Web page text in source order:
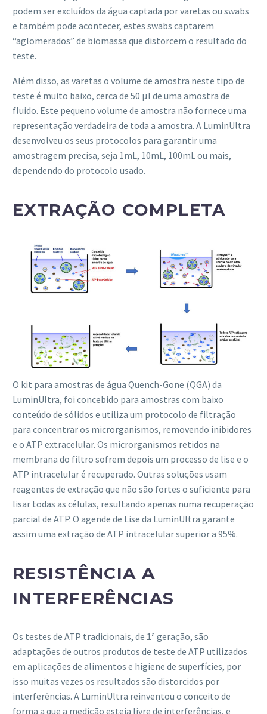
podem ser excluídos da água captada por varetas ou swabs
e também pode acontecer, estes swabs captarem
“aglomerados” de biomassa que distorcem o resultado do
teste.
Além disso, as varetas o volume de amostra neste tipo de
teste é muito baixo, cerca de 50 µl de uma amostra de
fluido. Este pequeno volume de amostra não fornece uma
representação verdadeira de toda a amostra. A LuminUltra
desenvolveu os seus protocolos para garantir uma
amostragem precisa, seja 1mL, 10mL, 100mL ou mais,
dependendo do protocolo usado.
EXTRAÇÃO COMPLETA
O kit para amostras de água Quench-Gone (QGA) da
LuminUltra, foi concebido para amostras com baixo
conteúdo de sólidos e utiliza um protocolo de filtração
para concentrar os microrganismos, removendo inibidores
e o ATP extracelular. Os microrganismos retidos na
membrana do filtro sofrem depois um processo de lise e o
ATP intracelular é recuperado. Outras soluções usam
reagentes de extração que não são fortes o suficiente para
lisar todas as células, resultando apenas numa recuperação
parcial de ATP. O agende de Lise da LuminUltra garante
assim uma extração de ATP intracelular superior a 95%.
RESISTÊNCIA A
INTERFERÊNCIAS
Os testes de ATP tradicionais, de 1ª geração, são
adaptações de outros produtos de teste de ATP utilizados
em aplicações de alimentos e higiene de superfícies, por
isso muitas vezes os resultados são distorcidos por
interferências. A LuminUltra reinventou o conceito de
forma a que a medição esteja livre de interferências, e